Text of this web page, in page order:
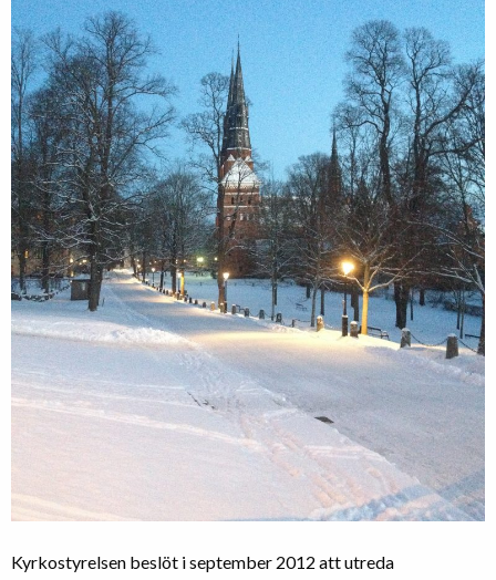
Kyrkostyrelsen beslöt i september 2012 att utreda